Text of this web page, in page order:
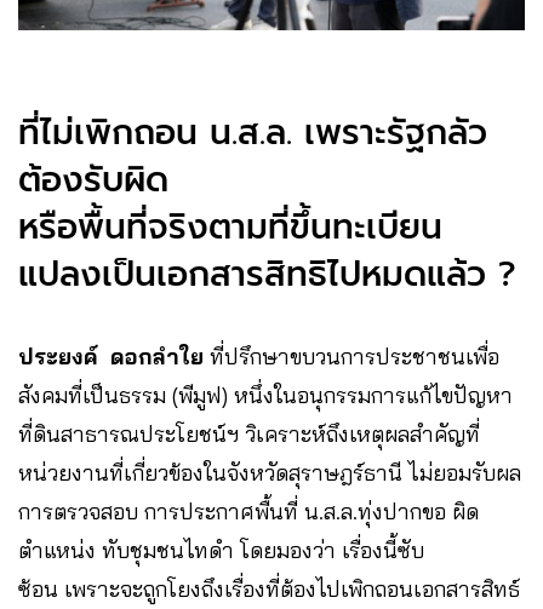
ที่ไม่เพิกถอน น.ส.ล. เพราะรัฐกลัว
ต้องรับผิด
หรือพื้นที่จริงตามที่ขึ้นทะเบียน
แปลงเป็นเอกสารสิทธิไปหมดแล้ว ?
ประยงค์ ดอกลำใย ที่ปรึกษาขบวนการประชาชนเพื่อ
สังคมที่เป็นธรรม (พีมูฟ) หนึ่งในอนุกรรมการแก้ไขปัญหา
ที่ดินสาธารณประโยชน์ฯ วิเคราะห์ถึงเหตุผลสำคัญที่
หน่วยงานที่เกี่ยวข้องในจังหวัดสุราษฎร์ธานี ไม่ยอมรับผล
การตรวจสอบ การประกาศพื้นที่ น.ส.ล.ทุ่งปากขอ ผิด
ตำแหน่ง ทับชุมชนไทดำ โดยมองว่า เรื่องนี้ซับ
ซ้อน เพราะจะถูกโยงถึงเรื่องที่ต้องไปเพิกถอนเอกสารสิทธ์